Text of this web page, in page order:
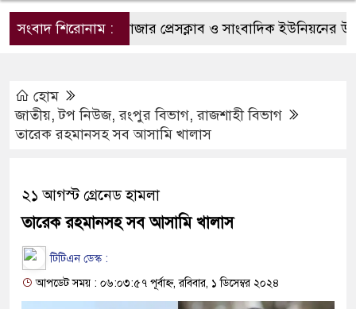
সংবাদ শিরোনাম :
কক্সবাজার প্রেসক্লাব ও সাংবাদিক ইউনিয়নের উদ্যোগে
হোম
জাতীয়,টপ নিউজ,রংপুর বিভাগ,রাজশাহী বিভাগ
তারেক রহমানসহ সব আসামি খালাস
২১ আগস্ট গ্রেনেড হামলা
তারেক রহমানসহ সব আসামি খালাস
টিটিএন ডেস্ক :
আপডেট সময় : ০৬:০৩:৫৭ পূর্বাহ্ন, রবিবার, ১ ডিসেম্বর ২০২৪